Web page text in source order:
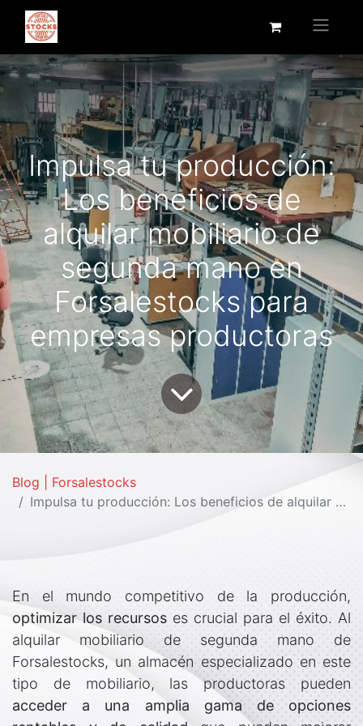
Impulsa tu producción:
Los beneficios de
alquilar mobiliario de
segunda mano en
Forsalestocks para
empresas productoras
Blog | Forsalestocks
Impulsa tu producción: Los beneficios de alquilar mobiliario de segunda mano en Forsalestocks para empresas productoras
En el mundo competitivo de la producción,
optimizar los recursos es crucial para el éxito. Al
alquilar mobiliario de segunda mano de
Forsalestocks, un almacén especializado en este
tipo de mobiliario, las productoras pueden
acceder a una amplia gama de opciones